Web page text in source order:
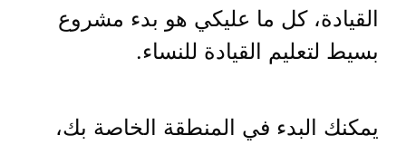
القيادة، كل ما عليكي هو بدء مشروع
بسيط لتعليم القيادة للنساء.
يمكنك البدء في المنطقة الخاصة بك،